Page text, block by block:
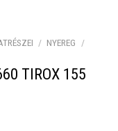
/ NYEREG
/
TIROX 155